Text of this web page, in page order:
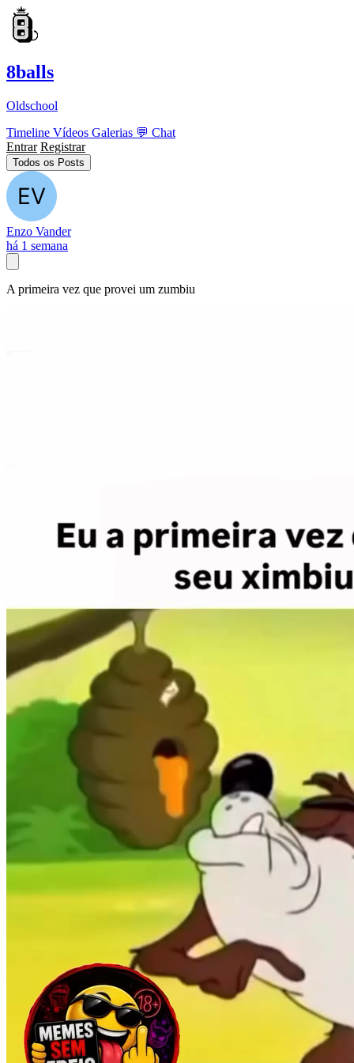
8balls
Oldschool
Timeline Vídeos Galerias 💬 Chat
Entrar Registrar
Todos os Posts
Enzo Vander
há 1 semana
A primeira vez que provei um zumbiu